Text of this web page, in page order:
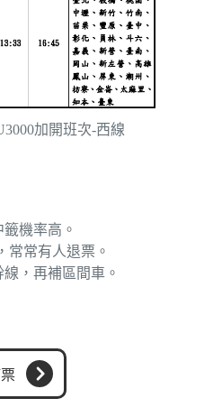
加開班次-西線
機率高。
常常有人退票。
，再補區間車。